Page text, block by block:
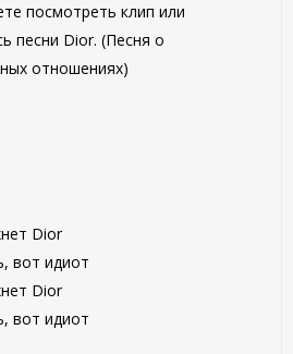
посмотреть клип или
песни Dior. (Песня о
отношениях)
Dior
вот идиот
Dior
вот идиот